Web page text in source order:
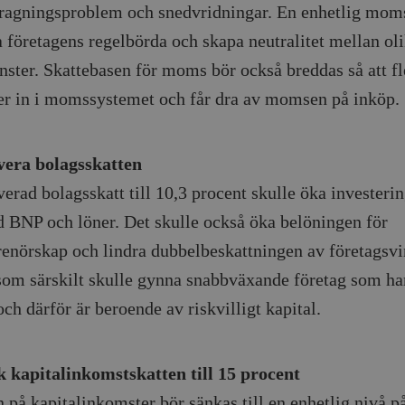
och snedvridningar. En enhetlig
företagens regelbörda och skapa neutralitet mellan
Skattebasen för moms bör också breddas så att
in i momssystemet och får dra av momsen på inköp.
bolagsskatten
bolagsskatt till 10,3 procent skulle öka
BNP och löner. Det skulle också öka belöningen för
och lindra dubbelbeskattningen av
särskilt skulle gynna snabbväxande företag som
därför är beroende av riskvilligt kapital.
kapitalinkomstskatten till 15 procent
Google LLC
1 dag
Denna cookie ställs in av Google Analytics. Den
sidvisningar.
.timbro.se
54
sekunder
Detta är en mönstertyps-cookie som har ställts in
mönsterelementet i namnet innehåller det unika
kontot eller webbplatsen det hänför sig till. Det
som används för att begränsa mängden data
minuter
.timbro.se
30
minuter
Mailchimp
28 dagar
Cloudflare
Inc.
.podbean.com
30
minuter
Denna cookie används för att skilja mellan människor och
för webbplatsen för att göra giltiga rapporter om
Meta
3
Används av Facebook för att leverera en serie
Vimeo.com
Inc.
1 år 1
månad